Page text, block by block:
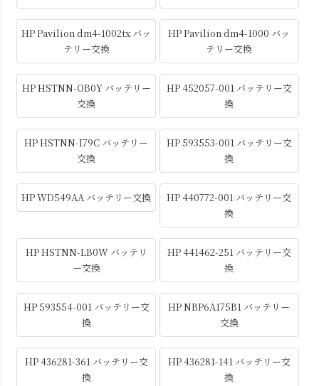
HP Pavilion dm4-1002tx バッ
テリー交換
HP Pavilion dm4-1000 バッ
テリー交換
HP HSTNN-OB0Y バッテリー
交換
HP 452057-001 バッテリー交
換
HP HSTNN-I79C バッテリー
交換
HP 593553-001 バッテリー交
換
HP WD549AA バッテリー交換
HP 440772-001 バッテリー交
換
HP HSTNN-LB0W バッテリ
ー交換
HP 441462-251 バッテリー交
換
HP 593554-001 バッテリー交
換
HP NBP6A175B1 バッテリー
交換
HP 436281-361 バッテリー交
換
HP 436281-141 バッテリー交
換